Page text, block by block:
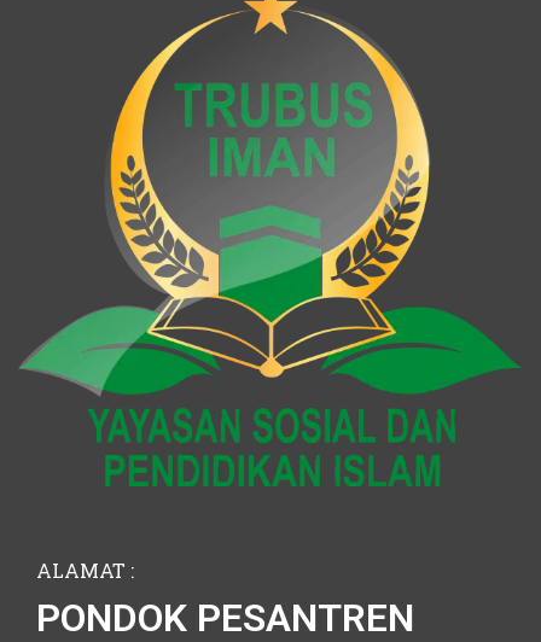
ALAMAT :
PONDOK PESANTREN